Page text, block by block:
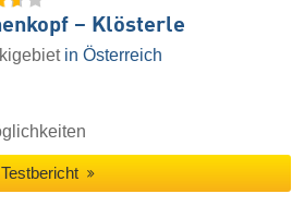
– Klösterle
in Österreich
Testbericht